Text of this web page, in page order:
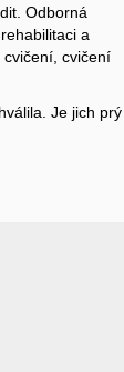
Odborná
a
cvičení
Je jich prý